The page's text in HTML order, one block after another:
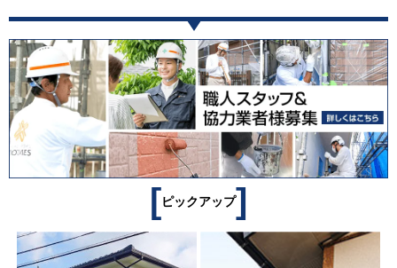
[ピックアップ]